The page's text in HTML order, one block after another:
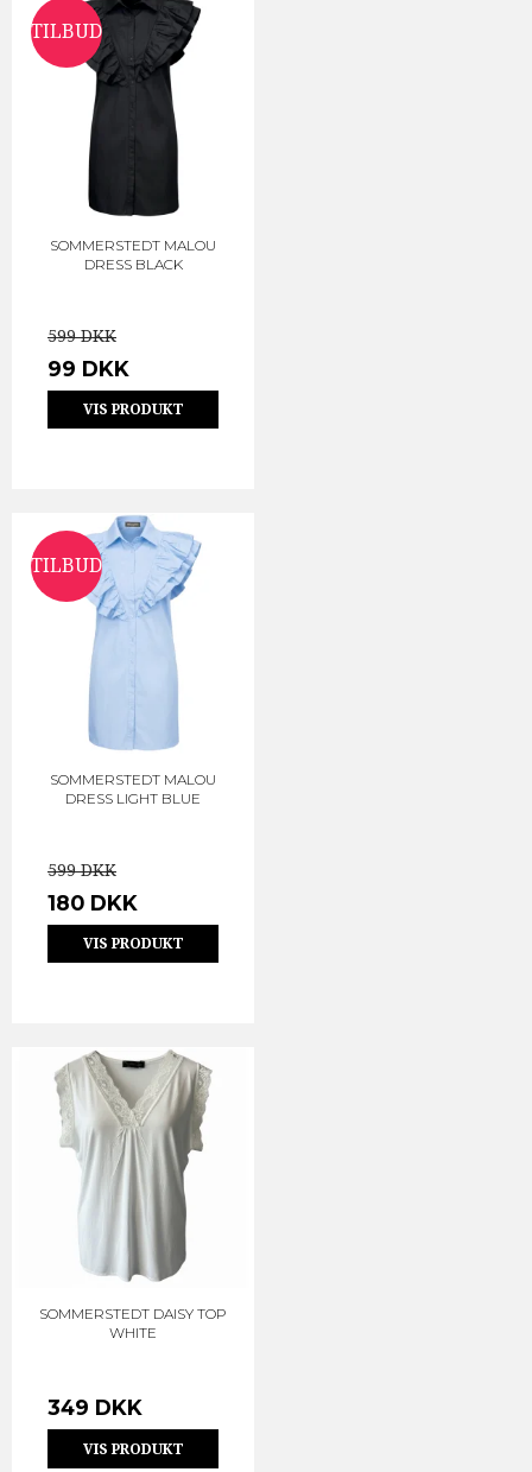
TILBUD
SOMMERSTEDT MALOU
DRESS BLACK
599 DKK
99 DKK
VIS PRODUKT
TILBUD
SOMMERSTEDT MALOU
DRESS LIGHT BLUE
599 DKK
180 DKK
VIS PRODUKT
SOMMERSTEDT DAISY TOP
WHITE
349 DKK
VIS PRODUKT